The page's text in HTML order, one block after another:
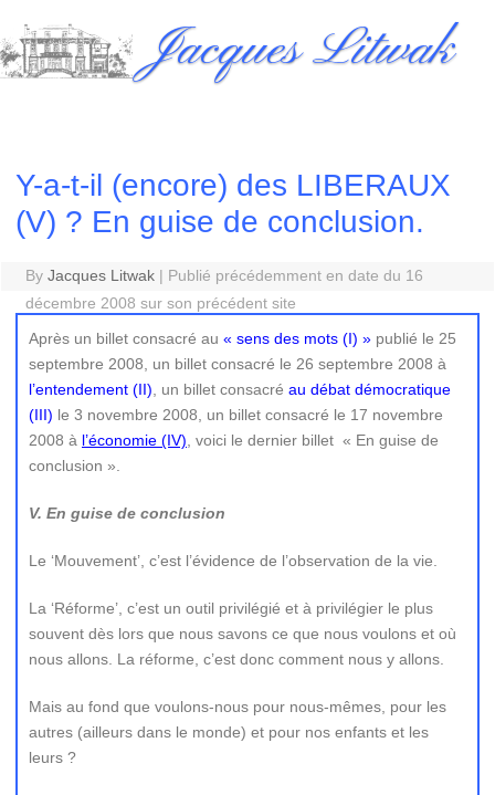
to
content
Jacques Litwak
Y-a-t-il (encore) des LIBERAUX
(V) ? En guise de conclusion.
By Jacques Litwak | Publié précédemment en date du 16
décembre 2008 sur son précédent site
Après un billet consacré au « sens des mots (I) » publié le 25
septembre 2008, un billet consacré le 26 septembre 2008 à
l’entendement (II) , un billet consacré au débat démocratique
(III) le 3 novembre 2008, un billet consacré le 17 novembre
2008 à l’économie (IV) , voici le dernier billet « En guise de
conclusion ».
V. En guise de conclusion
Le ‘Mouvement’, c’est l’évidence de l’observation de la vie.
La ‘Réforme’, c’est un outil privilégié et à privilégier le plus
souvent dès lors que nous savons ce que nous voulons et où
nous allons. La réforme, c’est donc comment nous y allons.
Mais au fond que voulons-nous pour nous-mêmes, pour les
autres (ailleurs dans le monde) et pour nos enfants et les
leurs ?